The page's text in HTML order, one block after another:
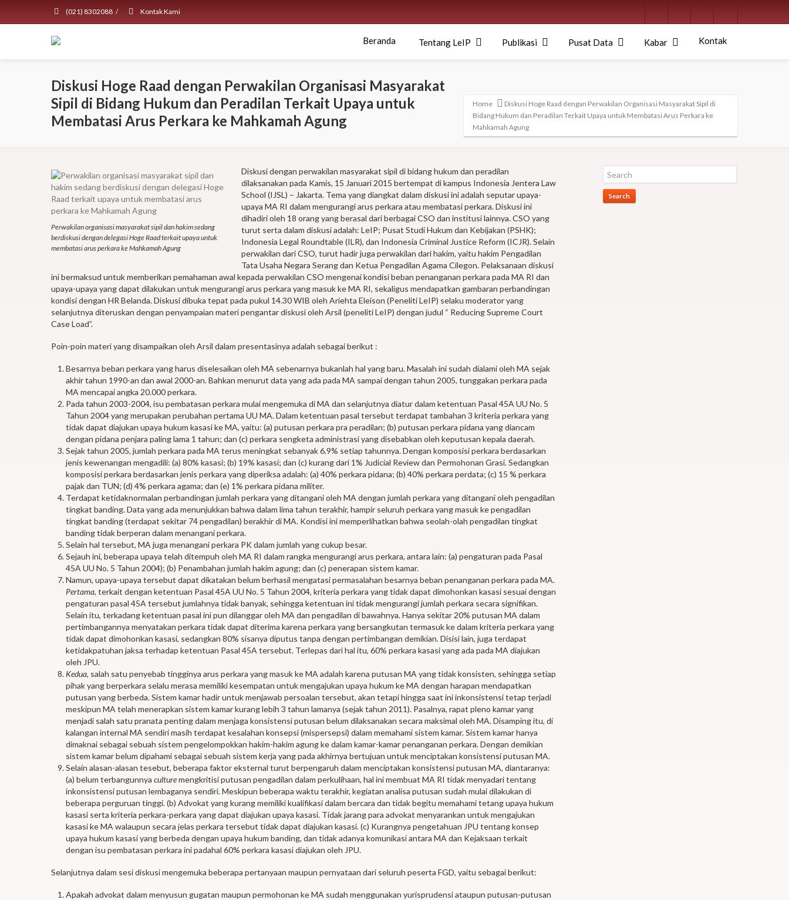
(021) 8302088 / Kontak Kami
Beranda Tentang LeIP Publikasi Pusat Data Kabar Kontak
Diskusi Hoge Raad dengan Perwakilan Organisasi Masyarakat
Sipil di Bidang Hukum dan Peradilan Terkait Upaya untuk
Membatasi Arus Perkara ke Mahkamah Agung
Home
Diskusi Hoge Raad dengan Perwakilan Organisasi Masyarakat Sipil di
Bidang Hukum dan Peradilan Terkait Upaya untuk Membatasi Arus Perkara ke
Mahkamah Agung
Perwakilan organisasi masyarakat sipil dan hakim sedang
berdiskusi dengan delegasi Hoge Raad terkait upaya untuk
membatasi arus perkara ke Mahkamah Agung
Diskusi dengan perwakilan masyarakat sipil di bidang hukum dan peradilan
dilaksanakan pada Kamis, 15 Januari 2015 bertempat di kampus Indonesia Jentera Law
School (IJSL) – Jakarta. Tema yang diangkat dalam diskusi ini adalah seputar upaya-
upaya MA RI dalam mengurangi arus perkara atau membatasi perkara. Diskusi ini
dihadiri oleh 18 orang yang berasal dari berbagai CSO dan institusi lainnya. CSO yang
turut serta dalam diskusi adalah: LeIP; Pusat Studi Hukum dan Kebijakan (PSHK);
Indonesia Legal Roundtable (ILR), dan Indonesia Criminal Justice Reform (ICJR). Selain
perwakilan dari CSO, turut hadir juga perwakilan dari hakim, yaitu hakim Pengadilan
Tata Usaha Negara Serang dan Ketua Pengadilan Agama Cilegon. Pelaksanaan diskusi
ini bermaksud untuk memberikan pemahaman awal kepada perwakilan CSO mengenai kondisi beban penanganan perkara pada MA RI dan
upaya-upaya yang dapat dilakukan untuk mengurangi arus perkara yang masuk ke MA RI, sekaligus mendapatkan gambaran perbandingan
kondisi dengan HR Belanda. Diskusi dibuka tepat pada pukul 14.30 WIB oleh Ariehta Eleison (Peneliti LeIP) selaku moderator yang
selanjutnya diteruskan dengan penyampaian materi pengantar diskusi oleh Arsil (peneliti LeIP) dengan judul “ Reducing Supreme Court
Case Load”.
Poin-poin materi yang disampaikan oleh Arsil dalam presentasinya adalah sebagai berikut :
Besarnya beban perkara yang harus diselesaikan oleh MA sebenarnya bukanlah hal yang baru. Masalah ini sudah dialami oleh MA sejak
akhir tahun 1990-an dan awal 2000-an. Bahkan menurut data yang ada pada MA sampai dengan tahun 2005, tunggakan perkara pada
MA mencapai angka 20.000 perkara.
Pada tahun 2003-2004, isu pembatasan perkara mulai mengemuka di MA dan selanjutnya diatur dalam ketentuan Pasal 45A UU No. 5
Tahun 2004 yang merupakan perubahan pertama UU MA. Dalam ketentuan pasal tersebut terdapat tambahan 3 kriteria perkara yang
tidak dapat diajukan upaya hukum kasasi ke MA, yaitu: (a) putusan perkara pra peradilan; (b) putusan perkara pidana yang diancam
dengan pidana penjara paling lama 1 tahun; dan (c) perkara sengketa administrasi yang disebabkan oleh keputusan kepala daerah.
Sejak tahun 2005, jumlah perkara pada MA terus meningkat sebanyak 6.9% setiap tahunnya. Dengan komposisi perkara berdasarkan
jenis kewenangan mengadili: (a) 80% kasasi; (b) 19% kasasi; dan (c) kurang dari 1% Judicial Review dan Permohonan Grasi. Sedangkan
komposisi perkara berdasarkan jenis perkara yang diperiksa adalah: (a) 40% perkara pidana; (b) 40% perkara perdata; (c) 15 % perkara
pajak dan TUN; (d) 4% perkara agama; dan (e) 1% perkara pidana militer.
Terdapat ketidaknormalan perbandingan jumlah perkara yang ditangani oleh MA dengan jumlah perkara yang ditangani oleh pengadilan
tingkat banding. Data yang ada menunjukkan bahwa dalam lima tahun terakhir, hampir seluruh perkara yang masuk ke pengadilan
tingkat banding (terdapat sekitar 74 pengadilan) berakhir di MA. Kondisi ini memperlihatkan bahwa seolah-olah pengadilan tingkat
banding tidak berperan dalam menangani perkara.
Selain hal tersebut, MA juga menangani perkara PK dalam jumlah yang cukup besar.
Sejauh ini, beberapa upaya telah ditempuh oleh MA RI dalam rangka mengurangi arus perkara, antara lain: (a) pengaturan pada Pasal
45A UU No. 5 Tahun 2004); (b) Penambahan jumlah hakim agung; dan (c) penerapan sistem kamar.
Namun, upaya-upaya tersebut dapat dikatakan belum berhasil mengatasi permasalahan besarnya beban penanganan perkara pada MA.
Pertama, terkait dengan ketentuan Pasal 45A UU No. 5 Tahun 2004, kriteria perkara yang tidak dapat dimohonkan kasasi sesuai dengan
pengaturan pasal 45A tersebut jumlahnya tidak banyak, sehingga ketentuan ini tidak mengurangi jumlah perkara secara signifikan.
Selain itu, terkadang ketentuan pasal ini pun dilanggar oleh MA dan pengadilan di bawahnya. Hanya sekitar 20% putusan MA dalam
pertimbangannya menyatakan perkara tidak dapat diterima karena perkara yang bersangkutan termasuk ke dalam kriteria perkara yang
tidak dapat dimohonkan kasasi, sedangkan 80% sisanya diputus tanpa dengan pertimbangan demikian. Disisi lain, juga terdapat
ketidakpatuhan jaksa terhadap ketentuan Pasal 45A tersebut. Terlepas dari hal itu, 60% perkara kasasi yang ada pada MA diajukan
oleh JPU.
Kedua, salah satu penyebab tingginya arus perkara yang masuk ke MA adalah karena putusan MA yang tidak konsisten, sehingga setiap
pihak yang berperkara selalu merasa memiliki kesempatan untuk mengajukan upaya hukum ke MA dengan harapan mendapatkan
putusan yang berbeda. Sistem kamar hadir untuk menjawab persoalan tersebut, akan tetapi hingga saat ini inkonsistensi tetap terjadi
meskipun MA telah menerapkan sistem kamar kurang lebih 3 tahun lamanya (sejak tahun 2011). Pasalnya, rapat pleno kamar yang
menjadi salah satu pranata penting dalam menjaga konsistensi putusan belum dilaksanakan secara maksimal oleh MA. Disamping itu, di
kalangan internal MA sendiri masih terdapat kesalahan konsepsi (mispersepsi) dalam memahami sistem kamar. Sistem kamar hanya
dimaknai sebagai sebuah sistem pengelompokkan hakim-hakim agung ke dalam kamar-kamar penanganan perkara. Dengan demikian
sistem kamar belum dipahami sebagai sebuah sistem kerja yang pada akhirnya bertujuan untuk menciptakan konsistensi putusan MA.
Selain alasan-alasan tesebut, beberapa faktor eksternal turut berpengaruh dalam menciptakan konsistensi putusan MA, diantaranya:
(a) belum terbangunnya culturemengkritisi putusan pengadilan dalam perkulihaan, hal ini membuat MA RI tidak menyadari tentang
inkonsistensi putusan lembaganya sendiri. Meskipun beberapa waktu terakhir, kegiatan analisa putusan sudah mulai dilakukan di
beberapa perguruan tinggi. (b) Advokat yang kurang memiliki kualifikasi dalam bercara dan tidak begitu memahami tetang upaya hukum
kasasi serta kriteria perkara-perkara yang dapat diajukan upaya kasasi. Tidak jarang para advokat menyarankan untuk mengajukan
kasasi ke MA walaupun secara jelas perkara tersebut tidak dapat diajukan kasasi. (c) Kurangnya pengetahuan JPU tentang konsep
upaya hukum kasasi yang berbeda dengan upaya hukum banding, dan tidak adanya komunikasi antara MA dan Kejaksaan terkait
dengan isu pembatasan perkara ini padahal 60% perkara kasasi diajukan oleh JPU.
Selanjutnya dalam sesi diskusi mengemuka beberapa pertanyaan maupun pernyataan dari seluruh peserta FGD, yaitu sebagai berikut:
Apakah advokat dalam menyusun gugatan maupun permohonan ke MA sudah menggunakan yurisprudensi ataupun putusan-putusan
Search